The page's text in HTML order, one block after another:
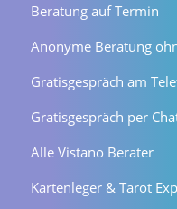
Beratung auf Termin
Anonyme Beratung
Gratisgespräch am
Gratisgespräch per
Alle Vistano Berater
Kartenleger & Tarot